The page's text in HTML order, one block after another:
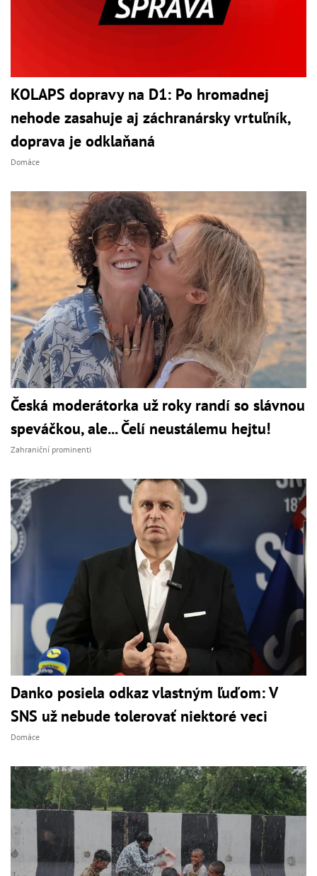
KOLAPS dopravy na D1: Po hromadnej
nehode zasahuje aj záchranársky vrtuľník,
doprava je odklaňaná
Domáce
Česká moderátorka už roky randí so slávnou
speváčkou, ale... Čelí neustálemu hejtu!
Zahraniční prominenti
Danko posiela odkaz vlastným ľuďom: V
SNS už nebude tolerovať niektoré veci
Domáce